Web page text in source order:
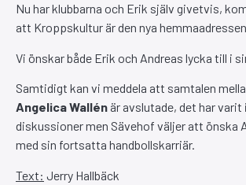
Nu har klubbarna och Erik själv givetvis,
att Kroppskultur är den nya
Vi önskar både Erik och Andreas lycka till i
Samtidigt kan vi meddela att samtalen
Angelica Wallén är avslutade, det har
diskussioner men Sävehof väljer att önska
med sin fortsatta handbollskarriär.
Text: Jerry Hallbäck